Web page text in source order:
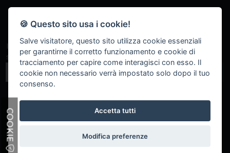
Iscriviti alla nostra newsletter per non perdere eventi
speciali, sconti a tempo e promozioni.
Iscriviti
Copyright 2023 GO BestWeb
COOKIE
🍪 Questo sito usa i cookie!
Salve visitatore, questo sito utilizza cookie essenziali
per garantirne il corretto funzionamento e cookie di
tracciamento per capire come interagisci con esso. Il
cookie non necessario verrà impostato solo dopo il tuo
consenso.
Accetta tutti
Modifica preferenze